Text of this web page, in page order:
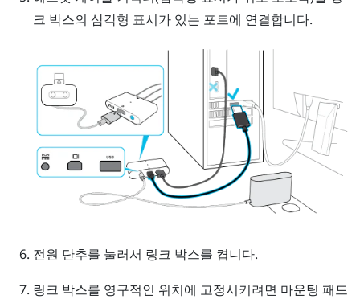
크 박스의 삼각형 표시가 있는 포트에 연결합니다.
전원 단추를 눌러서 링크 박스를 켭니다.
링크 박스를 영구적인 위치에 고정시키려면 마운팅 패드